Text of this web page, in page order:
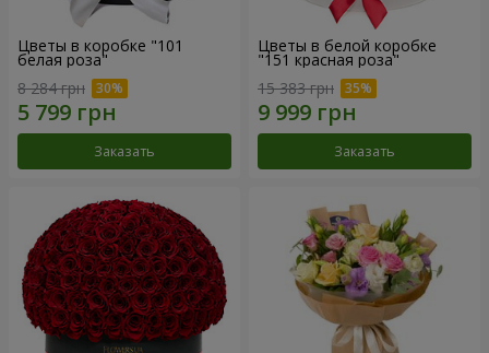
Цветы в коробке "101
белая роза"
8 284 грн
Заказать
Цветы в белой коробке
"151 красная роза"
15 383 грн
Заказать